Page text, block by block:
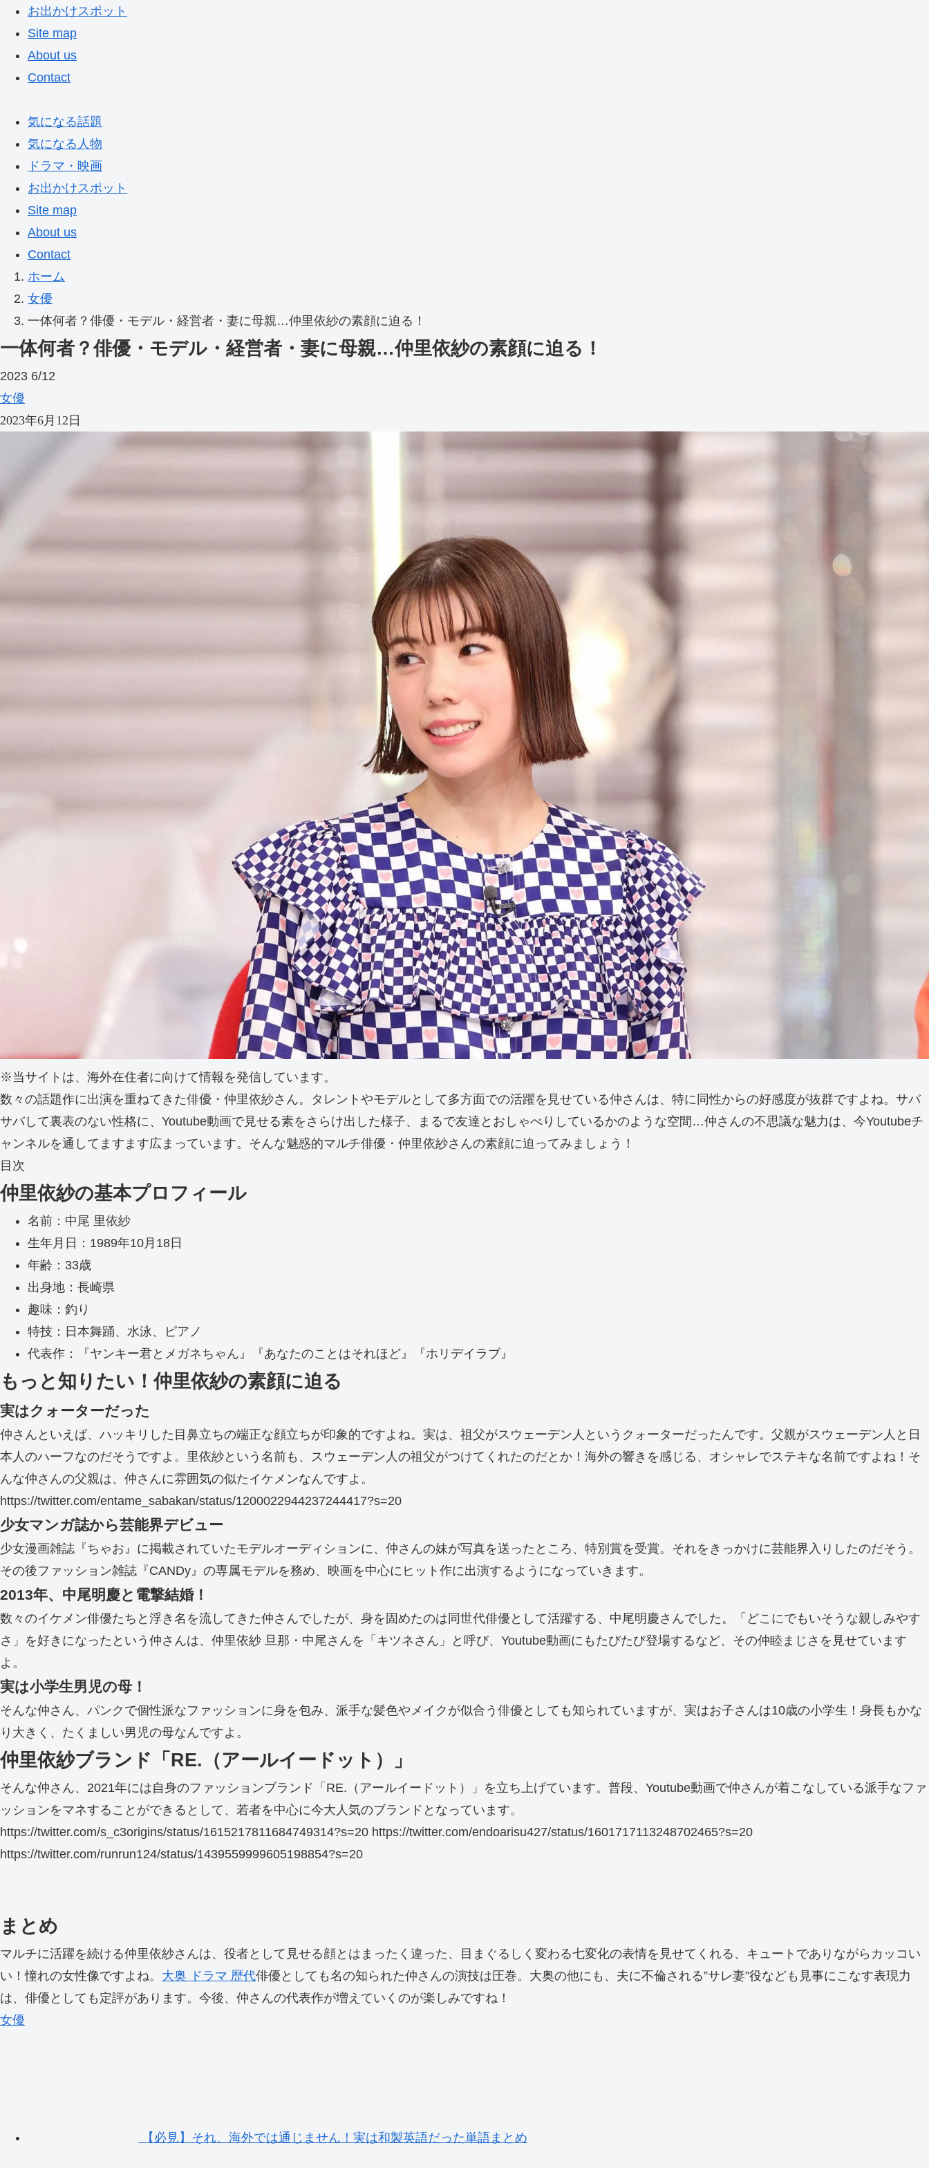
お出かけスポット
Site map
About us
Contact
気になる話題
気になる人物
ドラマ・映画
お出かけスポット
Site map
About us
Contact
ホーム
女優
一体何者？俳優・モデル・経営者・妻に母親…仲里依紗の素顔に迫る！
一体何者？俳優・モデル・経営者・妻に母親…仲里依紗の素顔に迫る！
2023 6/12
女優
2023年6月12日
※当サイトは、海外在住者に向けて情報を発信しています。
数々の話題作に出演を重ねてきた俳優・仲里依紗さん。タレントやモデルとして多方面での活躍を見せている仲さんは、特に同性からの好感度が抜群ですよね。サバ
サバして裏表のない性格に、Youtube動画で見せる素をさらけ出した様子、まるで友達とおしゃべりしているかのような空間…仲さんの不思議な魅力は、今Youtubeチ
ャンネルを通してますます広まっています。そんな魅惑的マルチ俳優・仲里依紗さんの素顔に迫ってみましょう！
目次
仲里依紗の基本プロフィール
名前：中尾 里依紗
生年月日：1989年10月18日
年齢：33歳
出身地：長崎県
趣味：釣り
特技：日本舞踊、水泳、ピアノ
代表作：『ヤンキー君とメガネちゃん』『あなたのことはそれほど』『ホリデイラブ』
もっと知りたい！仲里依紗の素顔に迫る
実はクォーターだった
仲さんといえば、ハッキリした目鼻立ちの端正な顔立ちが印象的ですよね。実は、祖父がスウェーデン人というクォーターだったんです。父親がスウェーデン人と日
本人のハーフなのだそうですよ。里依紗という名前も、スウェーデン人の祖父がつけてくれたのだとか！海外の響きを感じる、オシャレでステキな名前ですよね！そ
んな仲さんの父親は、仲さんに雰囲気の似たイケメンなんですよ。
https://twitter.com/entame_sabakan/status/1200022944237244417?s=20
少女マンガ誌から芸能界デビュー
少女漫画雑誌『ちゃお』に掲載されていたモデルオーディションに、仲さんの妹が写真を送ったところ、特別賞を受賞。それをきっかけに芸能界入りしたのだそう。
その後ファッション雑誌『CANDy』の専属モデルを務め、映画を中心にヒット作に出演するようになっていきます。
2013年、中尾明慶と電撃結婚！
数々のイケメン俳優たちと浮き名を流してきた仲さんでしたが、身を固めたのは同世代俳優として活躍する、中尾明慶さんでした。「どこにでもいそうな親しみやす
さ」を好きになったという仲さんは、仲里依紗 旦那・中尾さんを「キツネさん」と呼び、Youtube動画にもたびたび登場するなど、その仲睦まじさを見せています
よ。
実は小学生男児の母！
そんな仲さん、パンクで個性派なファッションに身を包み、派手な髪色やメイクが似合う俳優としても知られていますが、実はお子さんは10歳の小学生！身長もかな
り大きく、たくましい男児の母なんですよ。
仲里依紗ブランド「RE.（アールイードット）」
そんな仲さん、2021年には自身のファッションブランド「RE.（アールイードット）」を立ち上げています。普段、Youtube動画で仲さんが着こなしている派手なファ
ッションをマネすることができるとして、若者を中心に今大人気のブランドとなっています。
https://twitter.com/s_c3origins/status/1615217811684749314?s=20 https://twitter.com/endoarisu427/status/1601717113248702465?s=20
https://twitter.com/runrun124/status/1439559999605198854?s=20
まとめ
マルチに活躍を続ける仲里依紗さんは、役者として見せる顔とはまったく違った、目まぐるしく変わる七変化の表情を見せてくれる、キュートでありながらカッコい
い！憧れの女性像ですよね。 大奥 ドラマ 歴代俳優としても名の知られた仲さんの演技は圧巻。大奥の他にも、夫に不倫される”サレ妻”役なども見事にこなす表現力
は、俳優としても定評があります。今後、仲さんの代表作が増えていくのが楽しみですね！
女優
【必見】それ、海外では通じません！実は和製英語だった単語まとめ